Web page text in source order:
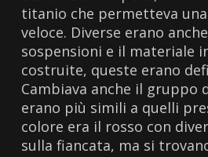
titanio che permetteva
veloce. Diverse erano
sospensioni e il materiale
costruite, queste erano
Cambiava anche il gruppo
erano più simili a quelli
colore era il rosso con
sulla fiancata, ma si